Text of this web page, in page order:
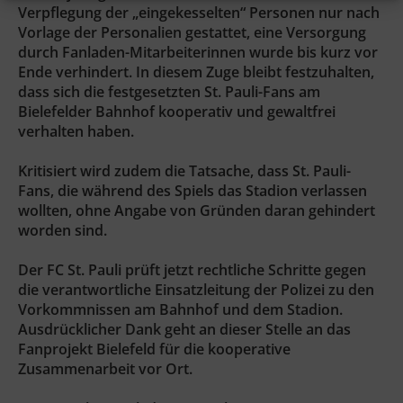
Verpflegung der „eingekesselten“ Personen nur nach
Vorlage der Personalien gestattet, eine Versorgung
durch Fanladen-Mitarbeiterinnen wurde bis kurz vor
Ende verhindert. In diesem Zuge bleibt festzuhalten,
dass sich die festgesetzten St. Pauli-Fans am
Bielefelder Bahnhof kooperativ und gewaltfrei
verhalten haben.
Kritisiert wird zudem die Tatsache, dass St. Pauli-
Fans, die während des Spiels das Stadion verlassen
wollten, ohne Angabe von Gründen daran gehindert
worden sind.
Der FC St. Pauli prüft jetzt rechtliche Schritte gegen
die verantwortliche Einsatzleitung der Polizei zu den
Vorkommnissen am Bahnhof und dem Stadion.
Ausdrücklicher Dank geht an dieser Stelle an das
Fanprojekt Bielefeld für die kooperative
Zusammenarbeit vor Ort.